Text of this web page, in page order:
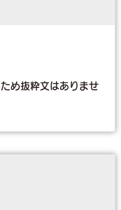
め抜粋文はありませ